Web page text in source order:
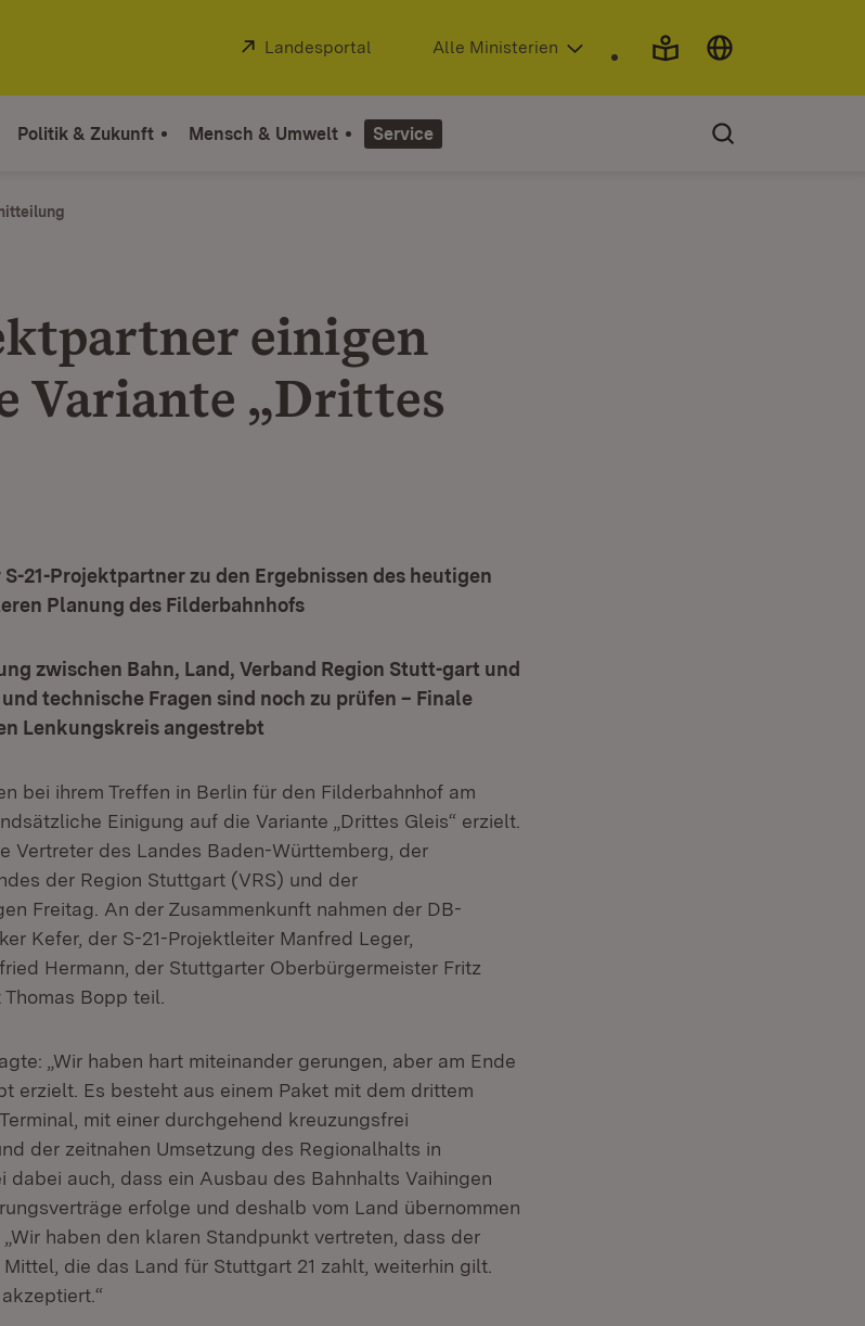
Extern:
Landesportal (Öffnet in neuem Fenster)
Alle Ministerien
Politik & Zukunft Mensch & Umwelt Service
einigen
Variante „Drittes
21-Projektpartner zu den Ergebnissen des heutigen
Planung des Filderbahnhofs
zwischen Bahn, Land, Verband Region Stutt-gart und
technische Fragen sind noch zu prüfen – Finale
Lenkungskreis angestrebt
bei ihrem Treffen in Berlin für den Filderbahnhof am
Einigung auf die Variante „Drittes Gleis“ erzielt.
Vertreter des Landes Baden-Württemberg, der
der Region Stuttgart (VRS) und der
Freitag. An der Zusammenkunft nahmen der DB-
Kefer, der S-21-Projektleiter Manfred Leger,
Hermann, der Stuttgarter Oberbürgermeister Fritz
Bopp teil.
„Wir haben hart miteinander gerungen, aber am Ende
erzielt. Es besteht aus einem Paket mit dem drittem
mit einer durchgehend kreuzungsfrei
der zeitnahen Umsetzung des Regionalhalts in
dabei auch, dass ein Ausbau des Bahnhalts Vaihingen
erfolge und deshalb vom Land übernommen
haben den klaren Standpunkt vertreten, dass der
die das Land für Stuttgart 21 zahlt, weiterhin gilt.